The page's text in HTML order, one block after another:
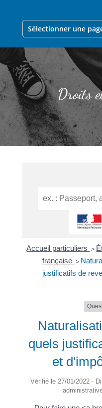
Sélectionner une
Droits
Accueil particuliers >
française >
justificatifs de
quels
et
Vérifié le 27/01/2022 -